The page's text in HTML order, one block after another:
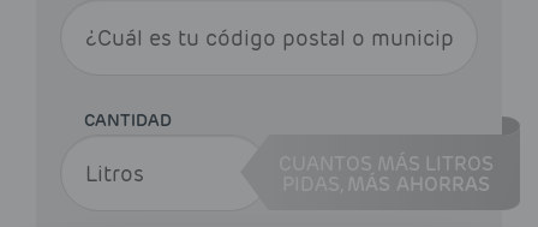
CANTIDAD
CUANTOS MÁS LITROS
MÁS AHORRAS